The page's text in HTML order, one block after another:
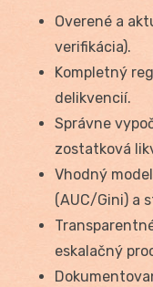
Overené a
verifikácia).
Kompletný
delikvencií.
Správne
zostatková
Vhodný
(AUC/Gini) a
eskalačný